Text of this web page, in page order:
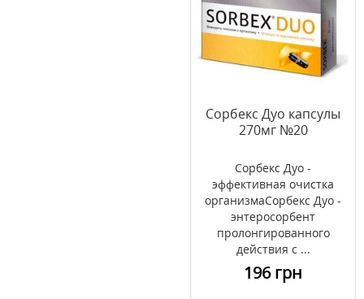
Сорбекс Дуо капсулы
270мг №20
Сорбекс Дуо -
эффективная очистка
организмаСорбекс Дуо -
энтеросорбент
пролонгированного
действия с ...
196 грн